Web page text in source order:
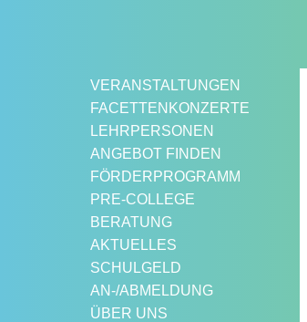
VERANSTALTUNGEN
FACETTENKONZERTE
LEHRPERSONEN
ANGEBOT FINDEN
FÖRDERPROGRAMM
PRE-COLLEGE
BERATUNG
AKTUELLES
SCHULGELD
AN-/ABMELDUNG
ÜBER UNS